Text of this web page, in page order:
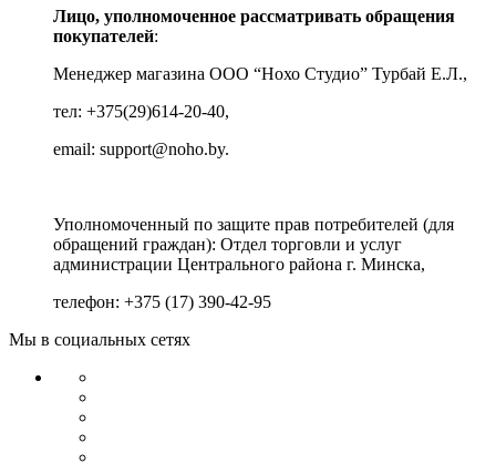
Лицо, уполномоченное рассматривать обращения
покупателей:
Менеджер магазина ООО “Нохо Студио” Турбай Е.Л.,
тел: +375(29)614-20-40,
email: support@noho.by.
Уполномоченный по защите прав потребителей (для
обращений граждан): Отдел торговли и услуг
администрации Центрального района г. Минска,
телефон: +375 (17) 390-42-95
Мы в социальных сетях